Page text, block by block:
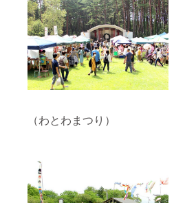
（わとわまつり）